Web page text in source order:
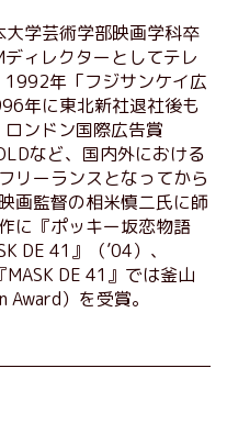
学芸術学部映画学科卒
ィレクターとしてテレ
1992年「フジサンケイ広
年に東北新社退社後も
ンドン国際広告賞
など、国内外における
リーランスとなってから
画監督の相米慎二氏に師
に『ポッキー坂恋物語
DE 41』（’04）、
MASK DE 41』では釜山
）を受賞。